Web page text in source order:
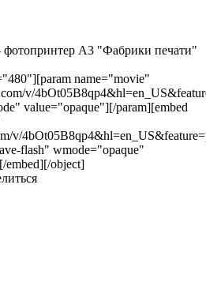
фотопринтер А3 "Фабрики печати"
name="movie"
v/
value="opaque"][/param][embed
v/
flash" wmode="opaque"
object]